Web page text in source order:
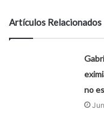
Artículos Relacionados
no